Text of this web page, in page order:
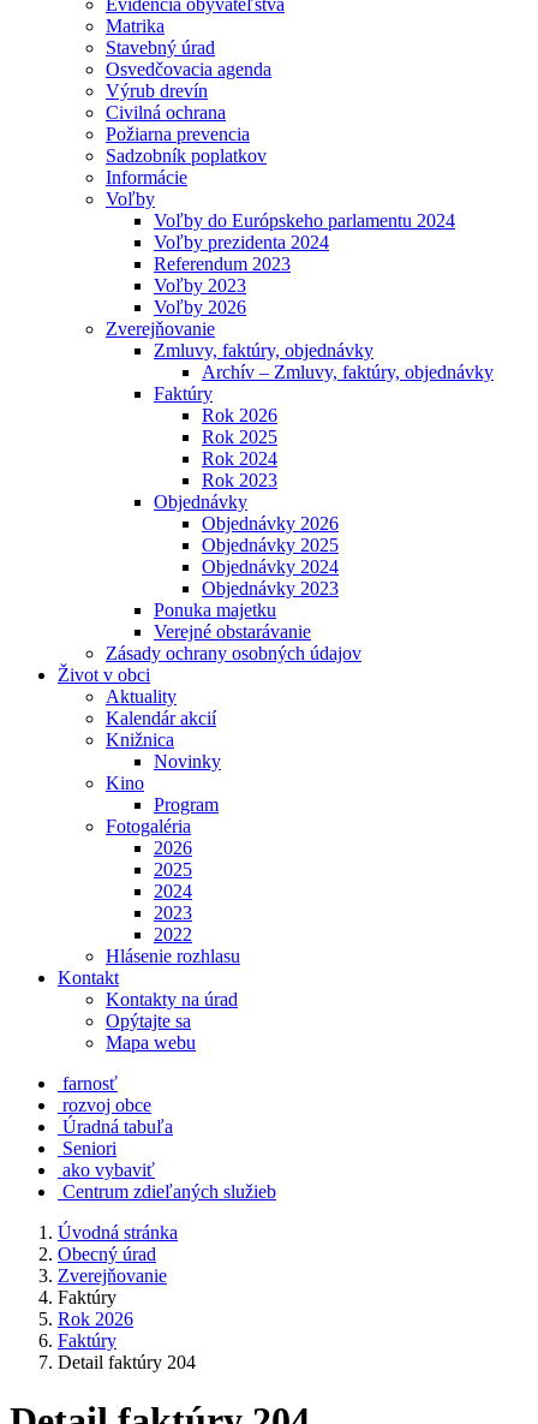
Evidencia obyvateľstva
Matrika
Stavebný úrad
Osvedčovacia agenda
Výrub drevín
Civilná ochrana
Požiarna prevencia
Sadzobník poplatkov
Informácie
Voľby
Voľby do Európskeho parlamentu 2024
Voľby prezidenta 2024
Referendum 2023
Voľby 2023
Voľby 2026
Zverejňovanie
Zmluvy, faktúry, objednávky
Archív – Zmluvy, faktúry, objednávky
Faktúry
Rok 2026
Rok 2025
Rok 2024
Rok 2023
Objednávky
Objednávky 2026
Objednávky 2025
Objednávky 2024
Objednávky 2023
Ponuka majetku
Verejné obstarávanie
Zásady ochrany osobných údajov
Život v obci
Aktuality
Kalendár akcií
Knižnica
Novinky
Kino
Program
Fotogaléria
2026
2025
2024
2023
2022
Hlásenie rozhlasu
Kontakt
Kontakty na úrad
Opýtajte sa
Mapa webu
farnosť
rozvoj obce
Úradná tabuľa
Seniori
ako vybaviť
Centrum zdieľaných služieb
Úvodná stránka
Obecný úrad
Zverejňovanie
Faktúry
Rok 2026
Faktúry
Detail faktúry 204